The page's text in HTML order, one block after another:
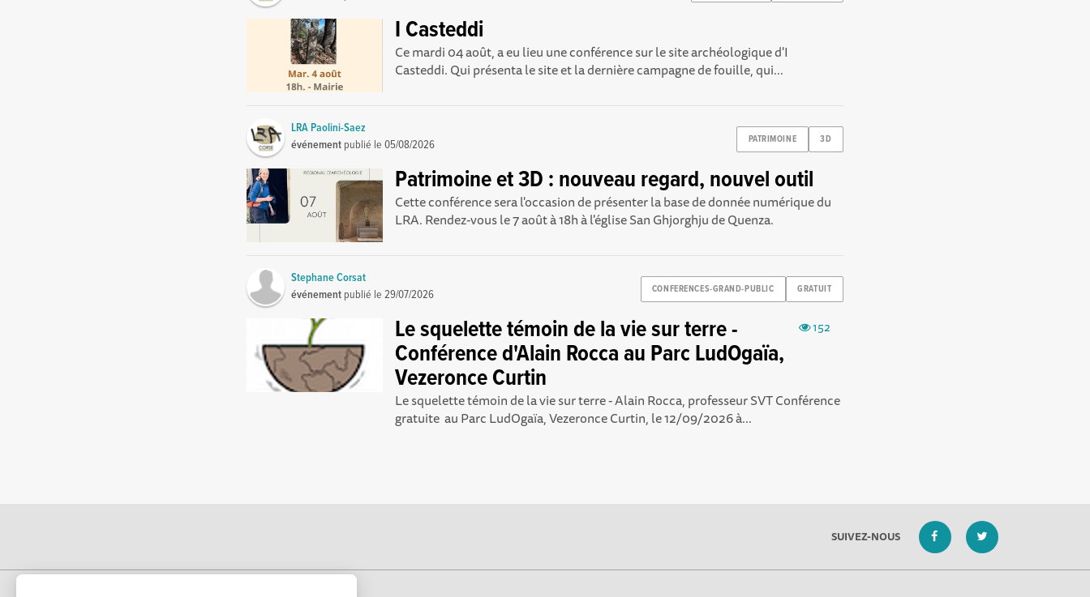
I Casteddi
Ce mardi 04 août, a eu lieu une conférence sur le site archéologique d'I
Casteddi. Qui présenta le site et la dernière campagne de fouille, qui...
PATRIMOINE 3D
LRA Paolini-Saez
événement publié le05/08/2026
Patrimoine et 3D : nouveau regard, nouvel outil
Cette conférence sera l'occasion de présenter la base de donnée numérique du
LRA. Rendez-vous le 7 août à 18h à l'église San Ghjorghju de Quenza.
CONFERENCES-GRAND-PUBLIC GRATUIT
Stephane Corsat
événement publié le29/07/2026
152
Le squelette témoin de la vie sur terre -
Conférence d'Alain Rocca au Parc LudOgaïa,
Vezeronce Curtin
Le squelette témoin de la vie sur terre - Alain Rocca, professeur SVT Conférence
gratuite au Parc LudOgaïa, Vezeronce Curtin, le 12/09/2026 à...
SUIVEZ-NOUS